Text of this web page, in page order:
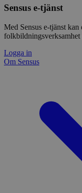
Sensus e-tjänst
Med Sensus e-tjänst
folkbildningsverksamhet
Logga in
Om Sensus